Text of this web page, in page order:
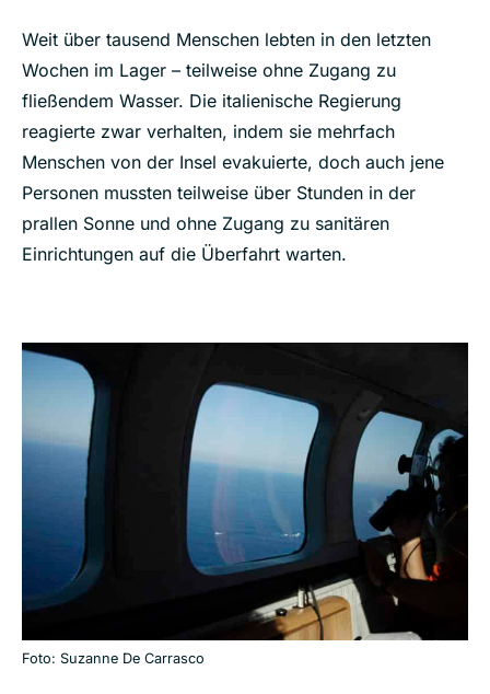
Weit über tausend Menschen lebten in den letzten
Wochen im Lager – teilweise ohne Zugang zu
fließendem Wasser. Die italienische Regierung
reagierte zwar verhalten, indem sie mehrfach
Menschen von der Insel evakuierte, doch auch jene
Personen mussten teilweise über Stunden in der
prallen Sonne und ohne Zugang zu sanitären
Einrichtungen auf die Überfahrt warten.
Foto: Suzanne De Carrasco